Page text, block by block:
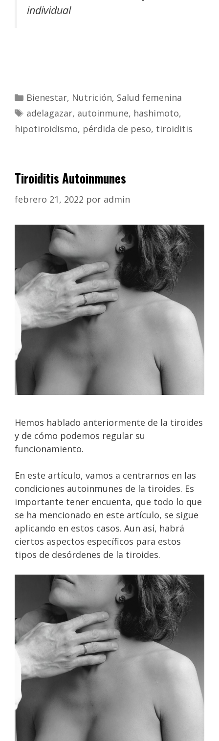
individual
Bienestar, Nutrición, Salud femenina
adelagazar, autoinmune, hashimoto,
hipotiroidismo, pérdida de peso, tiroiditis
Tiroiditis Autoinmunes
febrero 21, 2022 por admin
Hemos hablado anteriormente de la tiroides
y de cómo podemos regular su
funcionamiento.
En este artículo, vamos a centrarnos en las
condiciones autoinmunes de la tiroides. Es
importante tener encuenta, que todo lo que
se ha mencionado en este artículo, se sigue
aplicando en estos casos. Aun así, habrá
ciertos aspectos específicos para estos
tipos de desórdenes de la tiroides.